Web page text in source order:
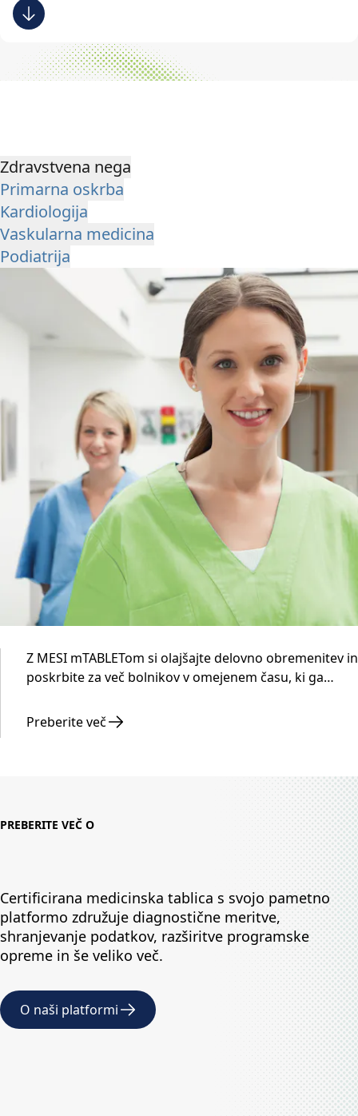
Zdravstvena nega
Primarna oskrba
Kardiologija
Vaskularna medicina
Podiatrija
Z MESI mTABLETom si olajšajte delovno obremenitev in
poskrbite za več bolnikov v omejenem času, ki ga
Preberite več
PREBERITE VEČ O
Certificirana medicinska tablica s svojo pametno
platformo združuje diagnostične meritve,
shranjevanje podatkov, razširitve programske
opreme in še veliko več.
O naši platformi